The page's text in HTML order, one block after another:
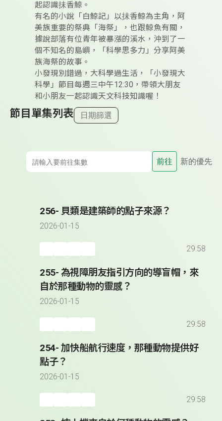
起認識抺香鯨。
有名的小說「白鯨記」以抺香鯨為主角，阿
美族重要的祭典「海祭」，也跟鯨魚有關，
據說部落有位青年被暴漲的溪水，沖到了一
個不知名的島嶼，「科學思多力」分享阿美
族海祭的故事。
小發現別錯過，大科學過生活，「小發現大
科學」節目每週三中午12:30，帶領大朋友
和小朋友一起認識天文科技知識喔！
節目單集列表 日期篩選
前往 新的優先
256- 貝類是建築師的點子來源？
2026-01-15
29:58
255- 為視障朋友指引方向的導盲帽，來
自於那種動物的靈感？
2026-01-15
29:58
254- 加快船航行速度，那種動物提供好
點子？
2026-01-15
29:58